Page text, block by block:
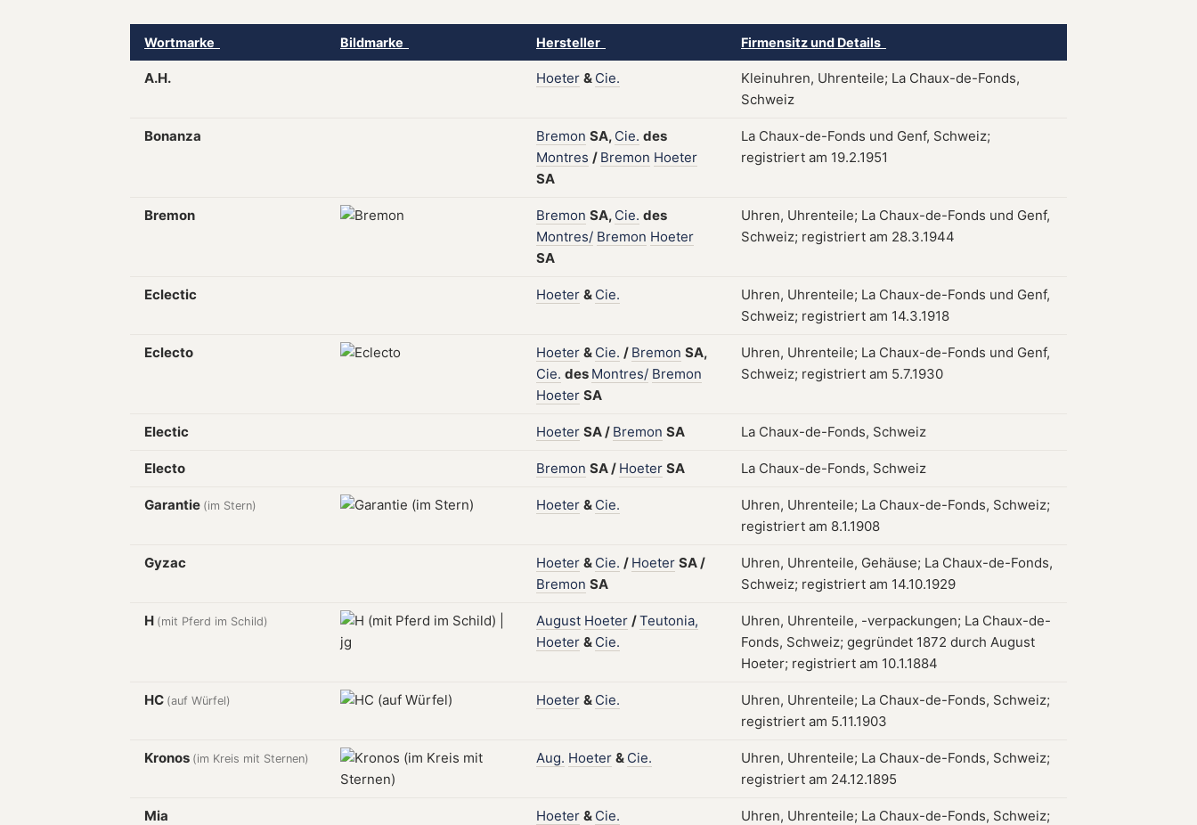
Wortmarke Bildmarke Hersteller Firmensitz und Details
A.H. Hoeter & Cie.
Kleinuhren, Uhrenteile; La Chaux-de-Fonds,
Schweiz
Bonanza Bremon SA, Cie. des
Montres / Bremon Hoeter
SA
La Chaux-de-Fonds und Genf, Schweiz;
registriert am 19.2.1951
Bremon Bremon SA, Cie. des
Montres/ Bremon Hoeter
SA
Uhren, Uhrenteile; La Chaux-de-Fonds und Genf,
Schweiz; registriert am 28.3.1944
Eclectic Hoeter & Cie.
Uhren, Uhrenteile; La Chaux-de-Fonds und Genf,
Schweiz; registriert am 14.3.1918
Eclecto Hoeter & Cie. / Bremon SA,
Cie. des Montres/ Bremon
Hoeter SA
Uhren, Uhrenteile; La Chaux-de-Fonds und Genf,
Schweiz; registriert am 5.7.1930
Electic Hoeter SA/ Bremon SA La Chaux-de-Fonds, Schweiz
Electo Bremon SA/ Hoeter SA La Chaux-de-Fonds, Schweiz
Garantie (im Stern) Hoeter & Cie.
Uhren, Uhrenteile; La Chaux-de-Fonds, Schweiz;
registriert am 8.1.1908
Gyzac Hoeter & Cie. / Hoeter SA/
Bremon SA
Uhren, Uhrenteile, Gehäuse; La Chaux-de-Fonds,
Schweiz; registriert am 14.10.1929
H (mit Pferd im Schild) August Hoeter /Teutonia,
Hoeter & Cie.
Uhren, Uhrenteile, -verpackungen; La Chaux-de-
Fonds, Schweiz; gegründet 1872 durch August
Hoeter; registriert am 10.1.1884
HC (auf Würfel) Hoeter & Cie.
Uhren, Uhrenteile; La Chaux-de-Fonds, Schweiz;
registriert am 5.11.1903
Kronos (im Kreis mit Sternen) Aug. Hoeter & Cie.
Uhren, Uhrenteile; La Chaux-de-Fonds, Schweiz;
registriert am 24.12.1895
Mia Hoeter & Cie.
Uhren, Uhrenteile; La Chaux-de-Fonds, Schweiz;